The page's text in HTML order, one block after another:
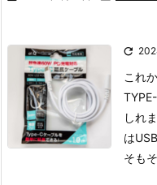

これ
しれ
は
そも